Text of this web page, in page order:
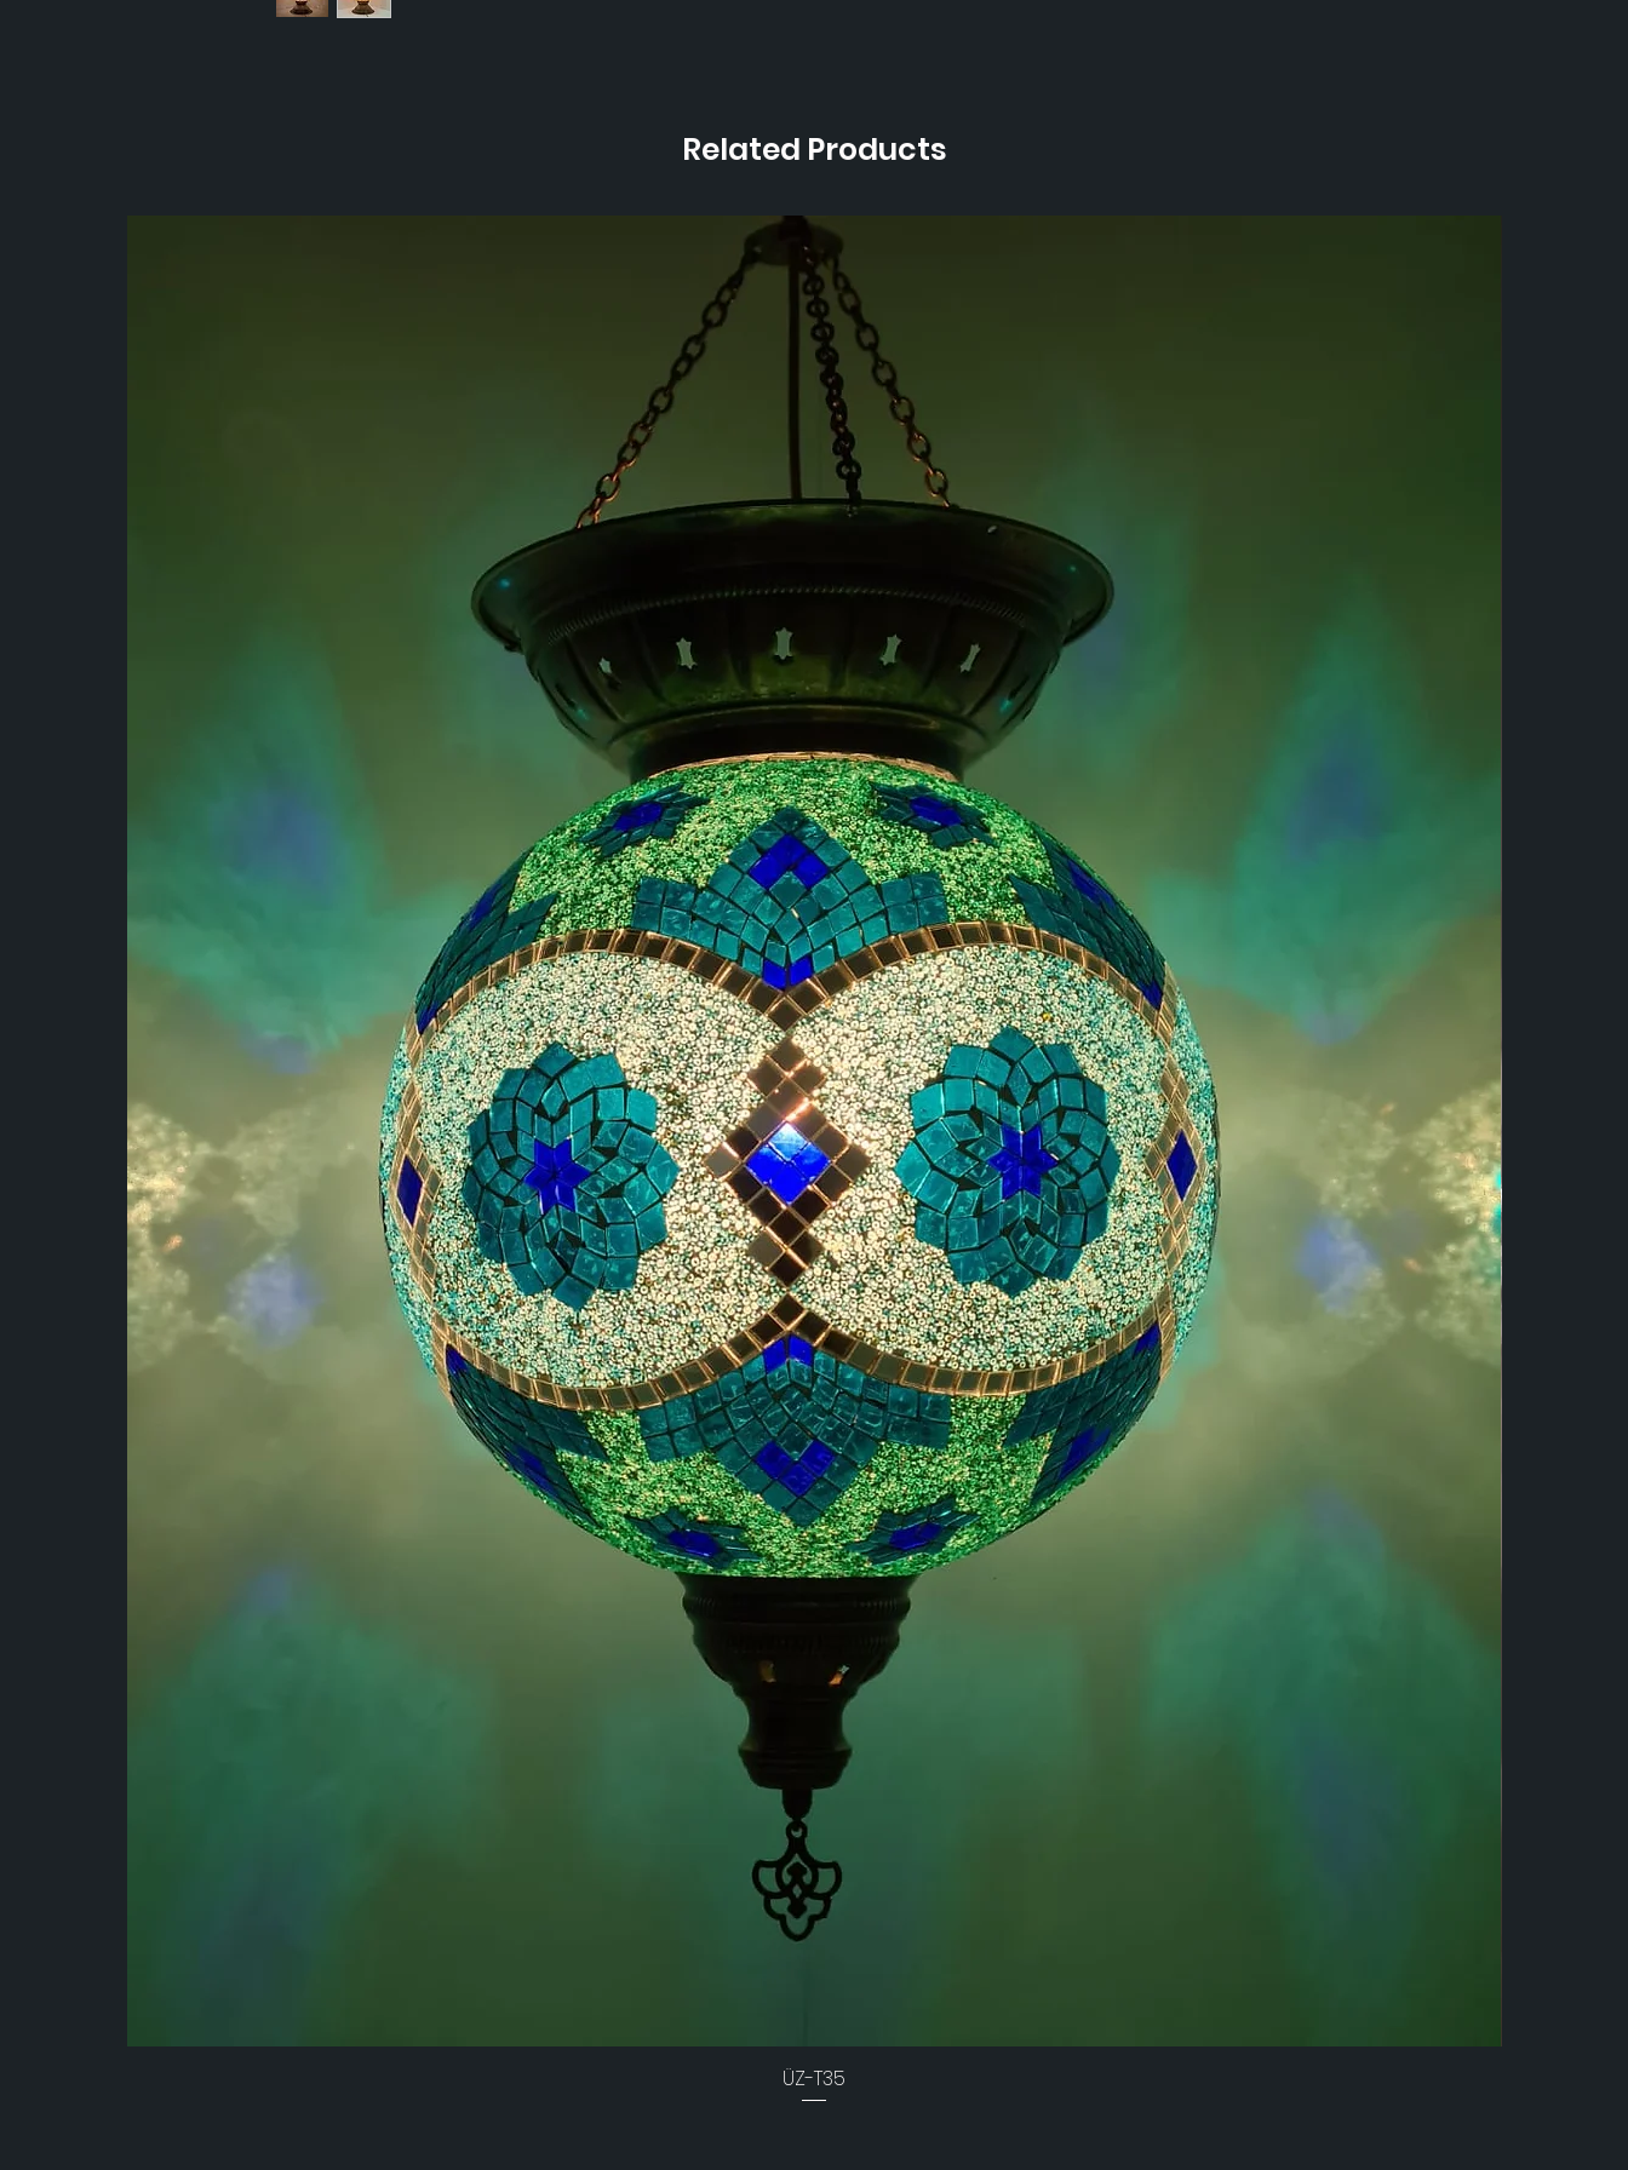
Related Products
ÜZ-T35